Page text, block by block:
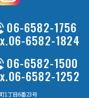
06-6582-1756
6582-1824
06-6582-1500
6582-1252
1丁目6番23号